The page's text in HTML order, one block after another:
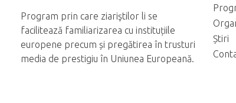
Program prin care ziariştilor li se
facilitează familiarizarea cu instituțiile
europene precum și pregătirea în trusturi
media de prestigiu în Uniunea Europeană.
Știri